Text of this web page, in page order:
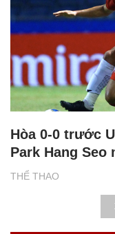
THỂ THAO
Hòa 0-0 trước
Park Hang